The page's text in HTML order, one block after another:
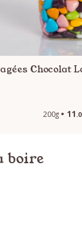
Chocolat
200g 11
boire